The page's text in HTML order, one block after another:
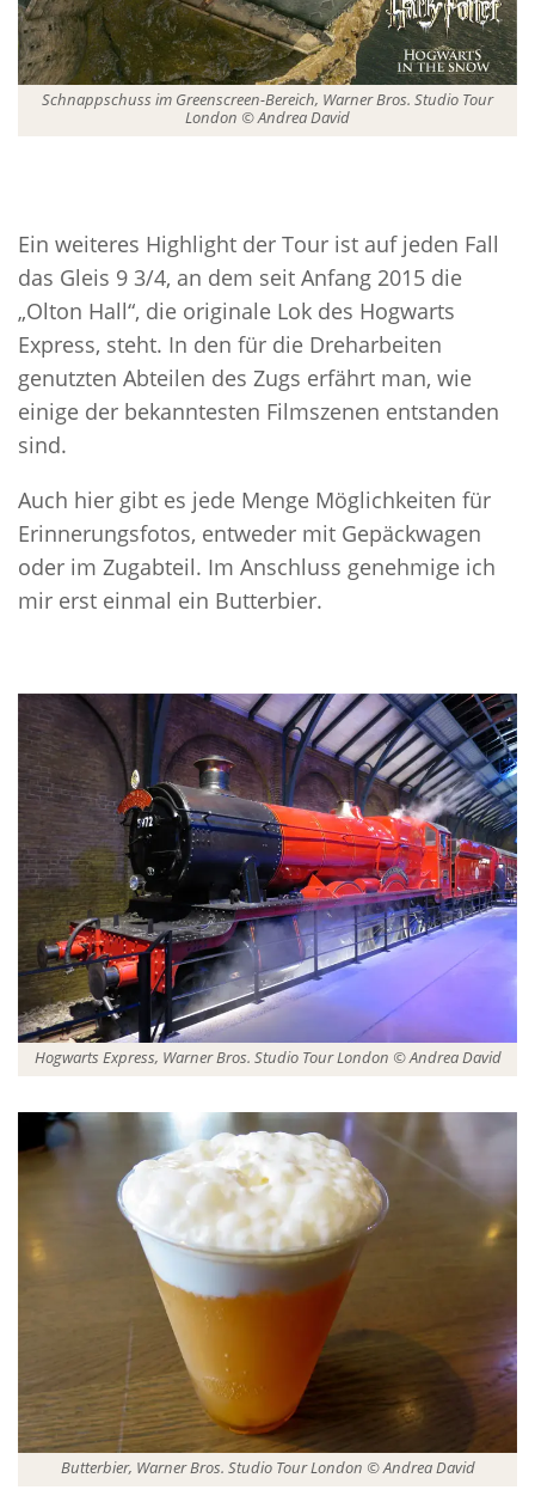
Schnappschuss im Greenscreen-Bereich, Warner Bros. Studio Tour
London © Andrea David
Ein weiteres Highlight der Tour ist auf jeden Fall
das Gleis 9 3/4, an dem seit Anfang 2015 die
„Olton Hall“, die originale Lok des Hogwarts
Express, steht. In den für die Dreharbeiten
genutzten Abteilen des Zugs erfährt man, wie
einige der bekanntesten Filmszenen entstanden
sind.
Auch hier gibt es jede Menge Möglichkeiten für
Erinnerungsfotos, entweder mit Gepäckwagen
oder im Zugabteil. Im Anschluss genehmige ich
mir erst einmal ein Butterbier.
Hogwarts Express, Warner Bros. Studio Tour London © Andrea David
Butterbier, Warner Bros. Studio Tour London © Andrea David